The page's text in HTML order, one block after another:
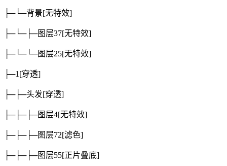
├─└─背景[无特效]
├─└─├─图层37[无特效]
├─└─└─图层25[无特效]
├─1 [穿透]
├─├─头发[穿透]
├─├─├─图层4[无特效]
├─├─├─图层72[滤色]
├─├─├─图层55[正片叠底]